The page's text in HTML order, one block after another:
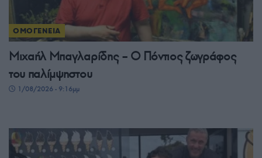
ΟΜΟΓΕΝΕΙΑ
Μιχαήλ Μπαγλαρίδης – Ο Πόντιος ζωγράφος
του παλίμψηστου
1/08/2026 - 9:16μμ